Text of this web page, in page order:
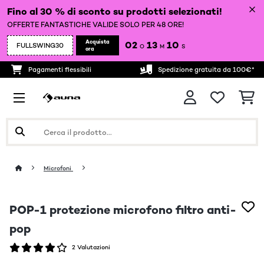
Fino al 30 % di sconto su prodotti selezionati!
OFFERTE FANTASTICHE VALIDE SOLO PER 48 ORE!
FULLSWING30
Acquista
ora
02 O 13 M 09 S
Pagamenti flessibili Spedizione gratuita da 100€*
Microfoni
POP-1 protezione microfono filtro anti-
pop
2 Valutazioni